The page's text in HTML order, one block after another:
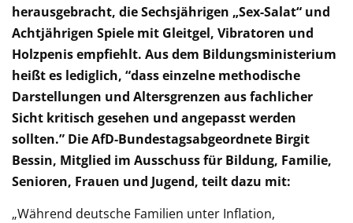
herausgebracht, die Sechsjährigen „Sex-Salat“ und
Achtjährigen Spiele mit Gleitgel, Vibratoren und
Holzpenis empfiehlt. Aus dem Bildungsministerium
heißt es lediglich, “dass einzelne methodische
Darstellungen und Altersgrenzen aus fachlicher
Sicht kritisch gesehen und angepasst werden
sollten.” Die AfD-Bundestagsabgeordnete Birgit
Bessin, Mitglied im Ausschuss für Bildung, Familie,
Senioren, Frauen und Jugend, teilt dazu mit:
„Während deutsche Familien unter Inflation,